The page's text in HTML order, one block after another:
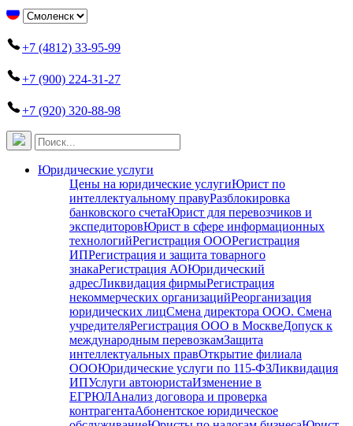
+7 (4812) 33-95-99
+7 (900) 224-31-27
+7 (920) 320-88-98
Юридические услуги
Цены на юридические услугиЮрист по
интеллектуальному правуРазблокировка
банковского счетаЮрист для перевозчиков и
экспедиторовЮрист в сфере информационных
технологийРегистрация ОООРегистрация
ИПРегистрация и защита товарного
знакаРегистрация АОЮридический
адресЛиквидация фирмыРегистрация
некоммерческих организацийРеорганизация
юридических лицСмена директора ООО. Смена
учредителяРегистрация ООО в МосквеДопуск к
международным перевозкамЗащита
интеллектуальных правОткрытие филиала
ОООЮридические услуги по 115-ФЗЛиквидация
ИПУслуги автоюристаИзменение в
ЕГРЮЛАнализ договора и проверка
контрагентаАбонентское юридическое